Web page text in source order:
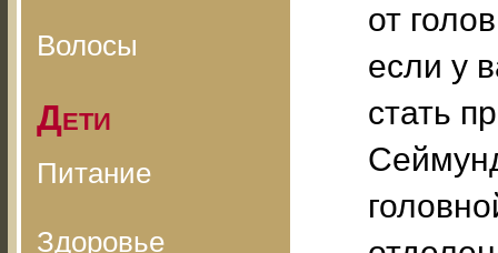
Волосы
Дети
Питание
Здоровье
от
если у
стать